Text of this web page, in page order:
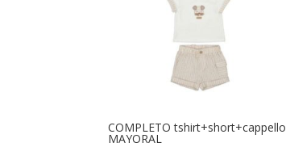
COMPLETO tshirt+short+cappello
MAYORAL